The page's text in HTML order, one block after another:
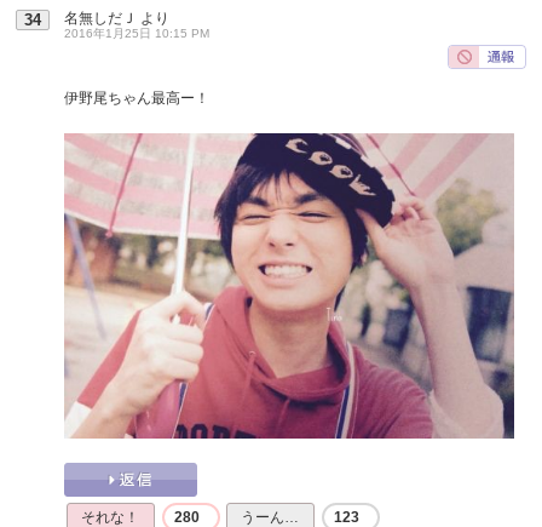
34 名無しだＪ より
2016年1月25日 10:15 PM
伊野尾ちゃん最高ー！
それな！ 280 うーん… 123